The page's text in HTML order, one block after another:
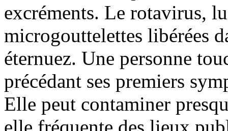
excréments. Le rotavirus,
microgouttelettes libérées
éternuez. Une personne
précédant ses premiers
Elle peut contaminer
elle fréquente des lieux